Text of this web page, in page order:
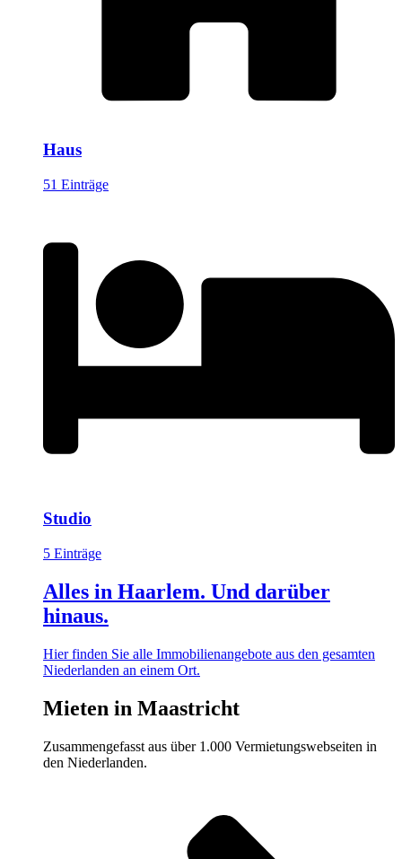
Haus
51 Einträge
Studio
5 Einträge
Alles in Haarlem. Und darüber
hinaus.
Hier finden Sie alle Immobilienangebote aus den gesamten
Niederlanden an einem Ort.
Mieten in Maastricht
Zusammengefasst aus über 1.000 Vermietungswebseiten in
den Niederlanden.